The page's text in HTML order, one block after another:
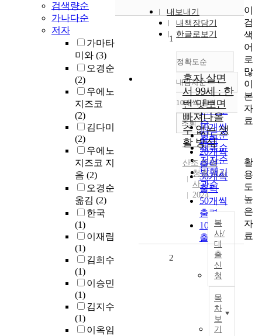
검색량순
가나다순
저자
가마타
미와 (3)
오경순
(2)
우에노
지즈코
(2)
김다미
(2)
우에노
지즈코 지
음 (2)
오경순
옮김 (2)
한국
(1)
이재림
(1)
김희수
(1)
이승민
(1)
김지수
(1)
이옥임
내보내기
내책장담기
한글로보기
정확도순
정확도
순
인기도
순
연도순
제목순
저자순
발행기
관순
내림차순
내림차순
10개씩 출력
10개씩
출력
20개씩
출력
30개씩
출력
50개씩
출력
100개씩
출력
조회
1
혼자 살면
서 99세 : 한
번 맛보면
빠져나올
수 없는 생
활 방식
산조 미와
청홍 지상
사
2024
복
사/
대
출
신
청
목
차
보
기
2
이
검
색
어
로
많
이
본
자
료
활
용
도
높
은
자
료